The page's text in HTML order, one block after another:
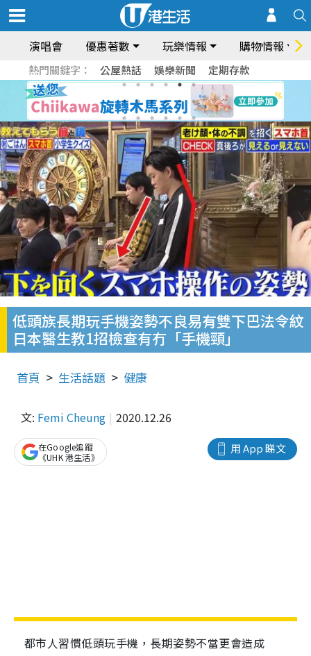
演唱會 優惠著數 玩樂情報 購物情報
熱門關鍵字： 公屋熱話 娛樂新聞 定期存款
低頭族長期玩手機姿勢不良易有雙下巴法令紋
日本醫生教1招檢查有冇「手機頸」
首頁 生活話題 健康
文: Femi Cheung 2020.12.26
用 App 睇文
在Google追蹤
《UHK 港生活》
都市人習慣低頭玩手機，長期姿勢不當更會造成